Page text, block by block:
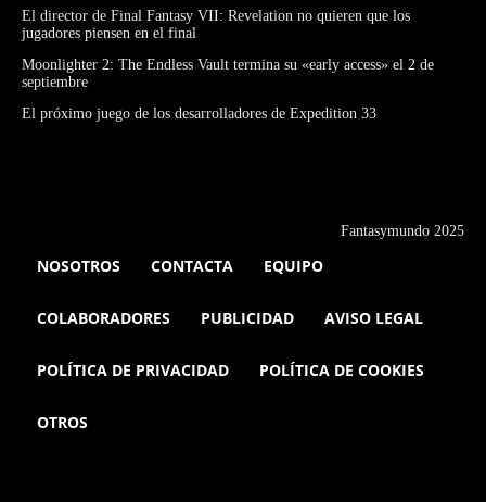
El director de Final Fantasy VII: Revelation no quieren que los
jugadores piensen en el final
Moonlighter 2: The Endless Vault termina su «early access» el 2 de
septiembre
El próximo juego de los desarrolladores de Expedition 33
Fantasymundo 2025
NOSOTROS CONTACTA EQUIPO
COLABORADORES PUBLICIDAD AVISO LEGAL
POLÍTICA DE PRIVACIDAD POLÍTICA DE COOKIES
OTROS